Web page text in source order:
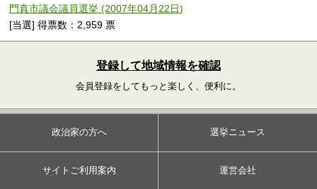
門真市議会議員選挙 (2007年04月22日)
[当選] 得票数：2,959 票
登録して地域情報を確認
会員登録をしてもっと楽しく、便利に。
政治家の方へ 選挙ニュース
サイトご利用案内 運営会社